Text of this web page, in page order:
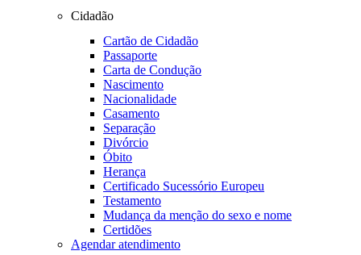
Cidadão
Cartão de Cidadão
Passaporte
Carta de Condução
Nascimento
Nacionalidade
Casamento
Separação
Divórcio
Óbito
Herança
Certificado Sucessório Europeu
Testamento
Mudança da menção do sexo e nome
Certidões
Agendar atendimento